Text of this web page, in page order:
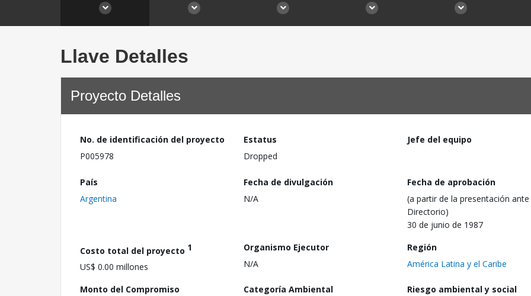
Llave Detalles
Proyecto Detalles
No. de identificación del proyecto
P005978
Estatus
Dropped
Jefe del equipo
País
Argentina
Fecha de divulgación
N/A
Fecha de aprobación
(a partir de la presentación ante
Directorio)
30 de junio de 1987
Costo total del proyecto 1
US$ 0.00 millones
Organismo Ejecutor
N/A
Región
América Latina y el Caribe
Monto del Compromiso
Categoría Ambiental
Riesgo ambiental y social